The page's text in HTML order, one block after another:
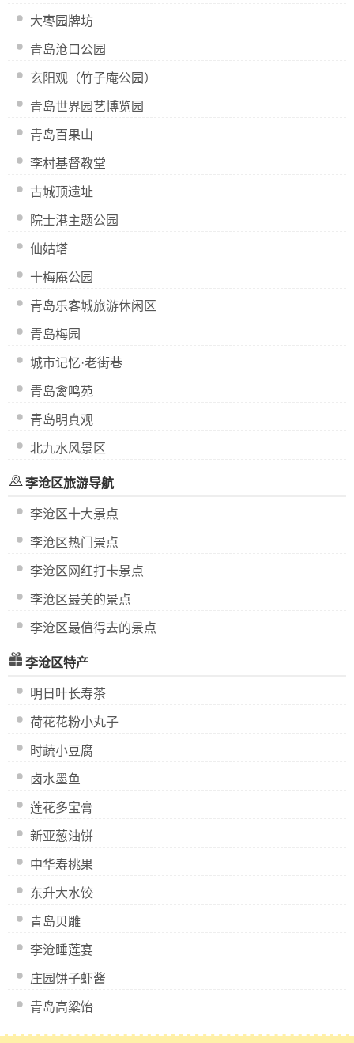
大枣园牌坊
青岛沧口公园
玄阳观（竹子庵公园）
青岛世界园艺博览园
青岛百果山
李村基督教堂
古城顶遗址
院士港主题公园
仙姑塔
十梅庵公园
青岛乐客城旅游休闲区
青岛梅园
城市记忆·老街巷
青岛禽鸣苑
青岛明真观
北九水风景区
李沧区旅游导航
李沧区十大景点
李沧区热门景点
李沧区网红打卡景点
李沧区最美的景点
李沧区最值得去的景点
李沧区特产
明日叶长寿茶
荷花花粉小丸子
时蔬小豆腐
卤水墨鱼
莲花多宝膏
新亚葱油饼
中华寿桃果
东升大水饺
青岛贝雕
李沧睡莲宴
庄园饼子虾酱
青岛高粱饴